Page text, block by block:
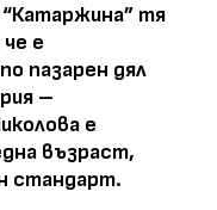
“Катаржина” тя
е
пазарен дял
–
е
възраст,
стандарт.